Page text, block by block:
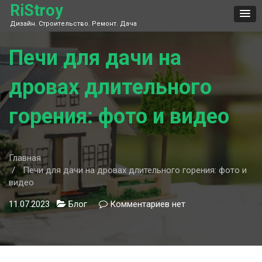
Skip
content
RiStroy
Дизайн. Строительство. Ремонт. Дача
Печи для дачи на
дровах длительного
горения: фото и видео
Главная
Печи для дачи на дровах длительного горения: фото и
видео
11.07.2023 Блог Комментариев кнет